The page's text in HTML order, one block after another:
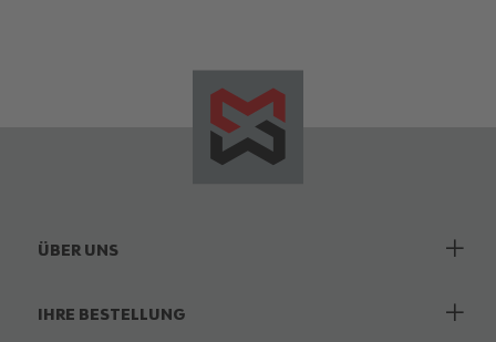
ÜBER UNS
IHRE BESTELLUNG